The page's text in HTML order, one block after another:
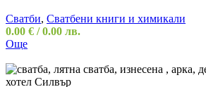
Сватби, Сватбени книги и химикали
0.00 € / 0.00 лв.
Още